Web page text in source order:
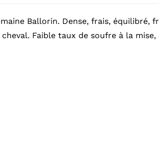
Ballorin. Dense, frais, équilibré,
Faible taux de soufre à la